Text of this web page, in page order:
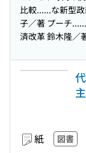
比較......な新型
子／著 プーチ...
済改革 鈴木隆／
紙 図書